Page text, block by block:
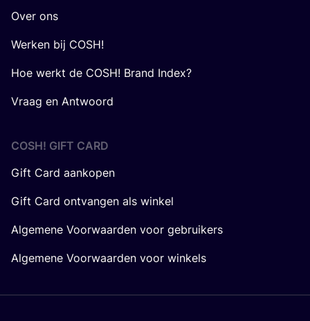
Over ons
Werken bij COSH!
Hoe werkt de COSH! Brand Index?
Vraag en Antwoord
COSH! GIFT CARD
Gift Card aankopen
Gift Card ontvangen als winkel
Algemene Voorwaarden voor gebruikers
Algemene Voorwaarden voor winkels